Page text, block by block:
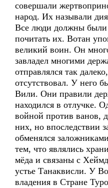
совершали
народ. Их называли
Все люди должны
почитать их. Вотан
великий воин. Он
завладел многими
отправлялся так
отсутствовал. У него
Вили. Они правили
находился в отлучке.
войной против ванов,
них, но впоследствии
обменялся
тем, что являлись
мёда и связаны с
устье Танаквисли. У
владения в Стране